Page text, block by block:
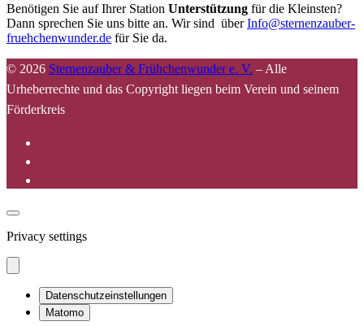
Benötigen Sie auf Ihrer Station Unterstützung für die Kleinsten?
Dann sprechen Sie uns bitte an. Wir sind überInfo@sternenzauber-
fruehchenwunder.de für Sie da.
© 2026 Sternenzauber & Frühchenwunder e. V. – Alle
Urheberrechte und das Copyright liegen beim Verein und seinem
Förderkreis
Privacy settings
Datenschutzeinstellungen
Matomo